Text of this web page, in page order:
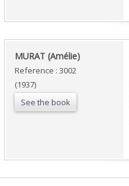
‎MURAT (Amélie)‎
Reference : 3002
(1937)
See the book